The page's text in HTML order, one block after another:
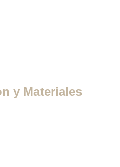
y Materiales